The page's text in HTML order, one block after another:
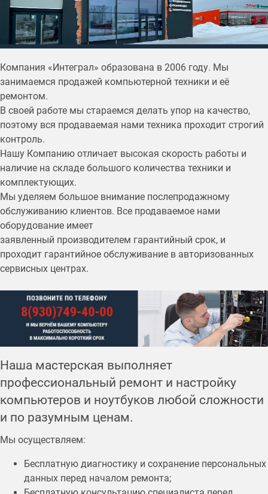
Компания «Интеграл» образована в 2006 году. Мы
занимаемся продажей компьютерной техники и её
ремонтом.
В своей работе мы стараемся делать упор на качество,
поэтому вся продаваемая нами техника проходит строгий
контроль.
Нашу Компанию отличает высокая скорость работы и
наличие на складе большого количества техники и
комплектующих.
Мы уделяем большое внимание послепродажному
обслуживанию клиентов. Все продаваемое нами
оборудование имеет
заявленный производителем гарантийный срок, и
проходит гарантийное обслуживание в авторизованных
сервисных центрах.
Наша мастерская выполняет
профессиональный ремонт и настройку
компьютеров и ноутбуков любой сложности
и по разумным ценам.
Мы осуществляем:
Бесплатную диагностику и сохранение персональных
данных перед началом ремонта;